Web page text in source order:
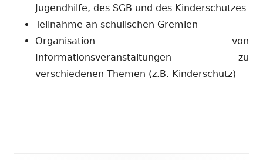
Jugendhilfe, des SGB und des Kinderschutzes
Teilnahme an schulischen Gremien
Organisation von
Informationsveranstaltungen zu
verschiedenen Themen (z.B. Kinderschutz)